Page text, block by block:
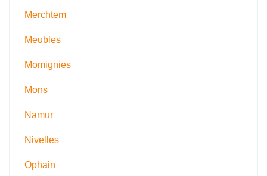
Merchtem
Meubles
Momignies
Mons
Namur
Nivelles
Ophain